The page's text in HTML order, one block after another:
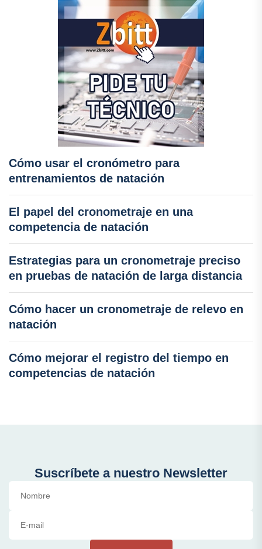
Cómo usar el cronómetro para
entrenamientos de natación
El papel del cronometraje en una
competencia de natación
Estrategias para un cronometraje preciso
en pruebas de natación de larga distancia
Cómo hacer un cronometraje de relevo en
natación
Cómo mejorar el registro del tiempo en
competencias de natación
Suscríbete a nuestro Newsletter